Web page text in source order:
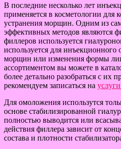
В последние несколько лет
применяется в косметологии для
устранения морщин. Одним из
эффективных методов являются
филлеров используется
используется для
морщин или изменения формы
ассортиментом вы можете в
более детально разобраться с их
рекомендуем записаться на
Для омоложения использутся
основе стабилизированной
полностью выводится или
действия филлера зависит от
состава и плотности